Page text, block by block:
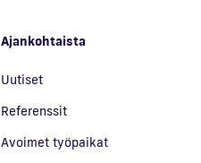
Ajankohtaista
Uutiset
Referenssit
Avoimet työpaikat